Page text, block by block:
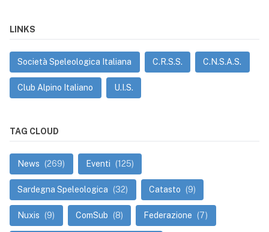
LINKS
Società Speleologica Italiana C.R.S.S. C.N.S.A.S.
Club Alpino Italiano U.I.S.
TAG CLOUD
News (269) Eventi (125)
Sardegna Speleologica (32) Catasto (9)
Nuxis (9) ComSub (8) Federazione (7)